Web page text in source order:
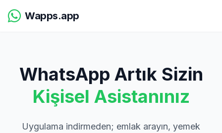
Wapps.app
WhatsApp Artık Sizin
Kişisel Asistanınız
Uygulama indirmeden; emlak arayın, yemek